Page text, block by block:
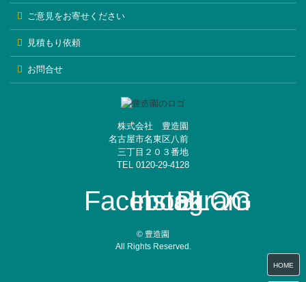
ご意見をお寄せください
見積もり依頼
お問合せ
株式会社 豊造園
名古屋市名東区八前
三丁目２０３番地
TEL 0120-29-4128
Facebook
Instagram
BLOG
© 豊造園
All Rights Reserved.
HOME